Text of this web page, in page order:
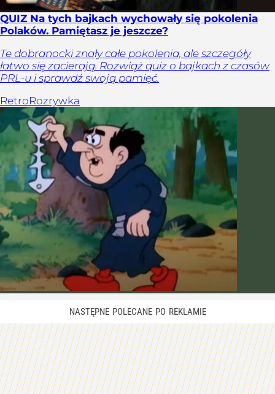
QUIZ Na tych bajkach wychowały się pokolenia
Polaków. Pamiętasz je jeszcze?
Te dobranocki znały całe pokolenia, ale szczegóły
łatwo się zacierają. Rozwiąż quiz o bajkach z czasów
PRL-u i sprawdź swoją pamięć.
RetroRozrywka